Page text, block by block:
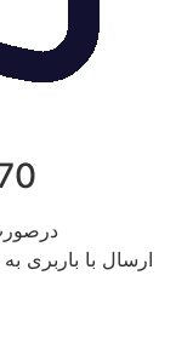
درصورت
ارسال با باربری